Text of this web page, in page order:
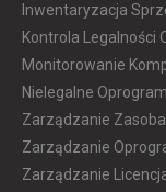
Inwentaryzacja
Kontrola Legalności
Monitorowanie
Nielegalne
Zarządzanie
Zarządzanie
Zarządzanie